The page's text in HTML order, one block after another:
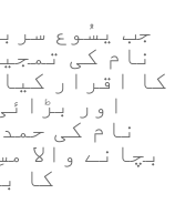
جب یسُوع
نام کی
کا اقرار
اور
نام کی
بچانے والا
کا